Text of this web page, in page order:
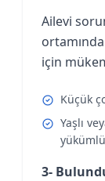
Ailevi
için
Küçük
Yaşlı
3-